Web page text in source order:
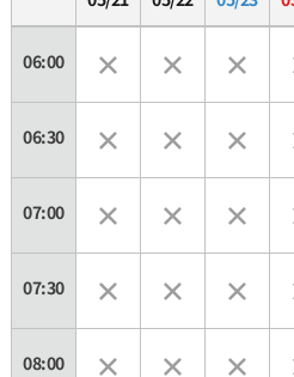
06:00
06:30
07:00
07:30
08:00